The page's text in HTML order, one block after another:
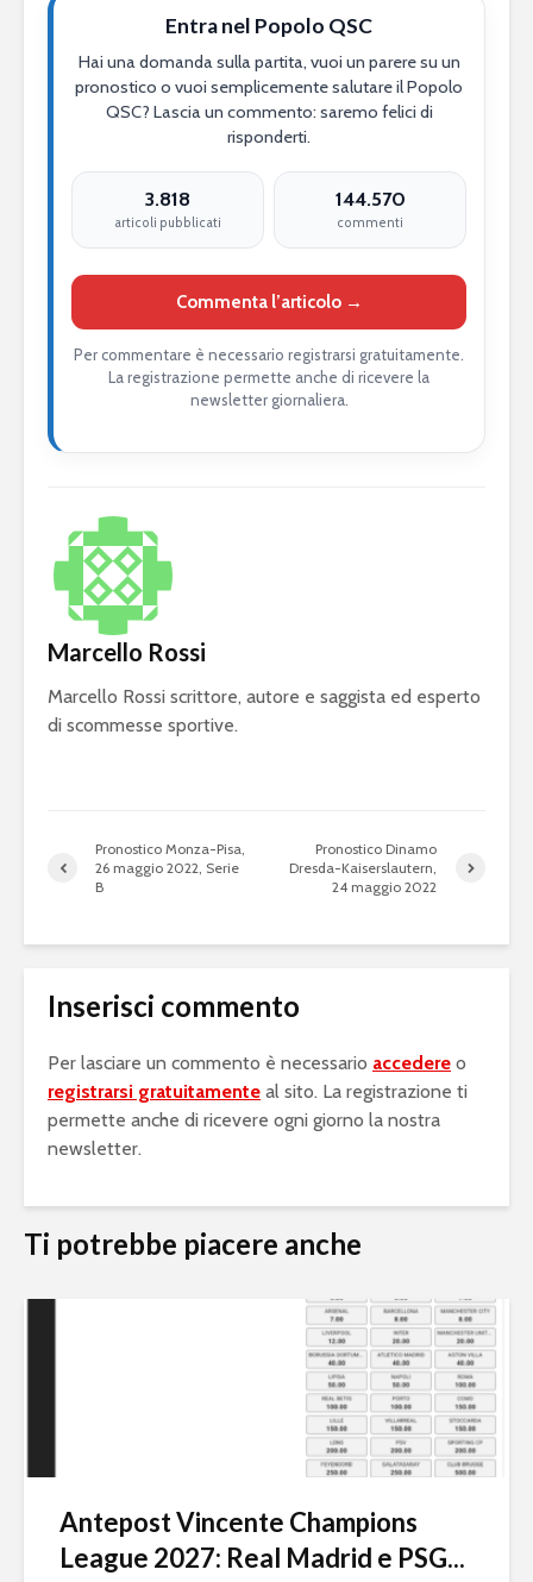
Entra nel Popolo QSC
Hai una domanda sulla partita, vuoi un parere su un
pronostico o vuoi semplicemente salutare il Popolo
QSC? Lascia un commento: saremo felici di
risponderti.
3.818
articoli pubblicati
144.570
commenti
Commenta l’articolo →
Per commentare è necessario registrarsi gratuitamente.
La registrazione permette anche di ricevere la
newsletter giornaliera.
Marcello Rossi
Marcello Rossi scrittore, autore e saggista ed esperto
di scommesse sportive.
Pronostico Monza-Pisa,
26 maggio 2022, Serie
B
Pronostico Dinamo
Dresda-Kaiserslautern,
24 maggio 2022
Inserisci commento
Per lasciare un commento è necessario accedere o
registrarsi gratuitamente al sito. La registrazione ti
permette anche di ricevere ogni giorno la nostra
newsletter.
Ti potrebbe piacere anche
Antepost Vincente Champions
League 2027: Real Madrid e PSG...